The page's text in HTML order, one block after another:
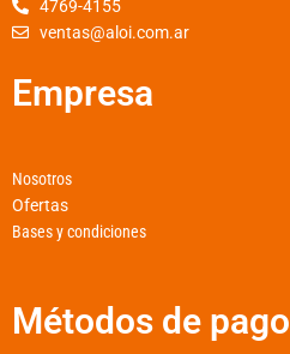
4769-4155
ventas@aloi.com.ar
Empresa
Nosotros
Ofertas
Bases y condiciones
Métodos de pago